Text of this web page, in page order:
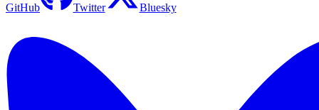
GitHub Twitter Bluesky